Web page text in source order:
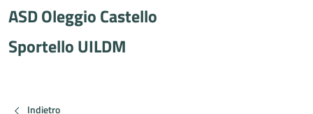
ASD Oleggio Castello
Sportello UILDM
Indietro